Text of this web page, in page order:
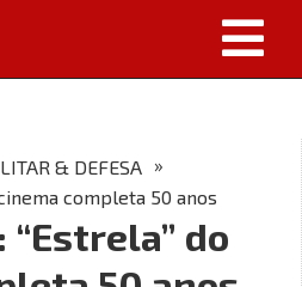
& DEFESA »
completa 50 anos
“Estrela” do